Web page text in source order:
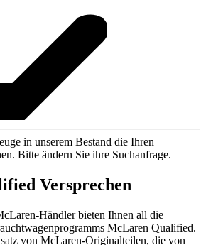
in unserem Bestand die Ihren
Bitte ändern Sie ihre Suchanfrage.
Versprechen
Händler bieten Ihnen all die
McLaren Qualified.
von McLaren-Originalteilen, die von